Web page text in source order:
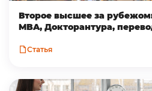
Второе высшее за
MBA, Докторантура,
Статья